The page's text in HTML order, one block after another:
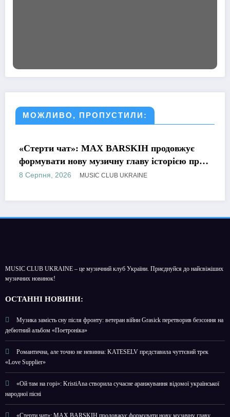
МОЖЛИВО, ПРОПУСТИЛИ:
МУЗИКА
«Стерти чат»: MAX BARSKIH продовжує
формувати нову музичну главу історією про
сучасне кохання
8 Серпня, 2026 MUSIC CLUB UKRAINE
MUSIC CLUB UKRAINE – це музичний клуб України. Приєднуйся до найсвіжіших
музичних новинок!
ОСТАННІ НОВИНИ:
Музика замість сну після фронту: ветеран війни Grasick перетворив безсоння на
дебютний альбом «Поетроніка»
Романтична, але точно не невинна: KATESELV представила чуттєвий трек
«Love Supplier»
«Ой там на горі»: KristiAna створила сучасне аранжування відомої української
народної пісні
«Стерти чат»: MAX BARSKIH продовжує формувати нову музичну главу